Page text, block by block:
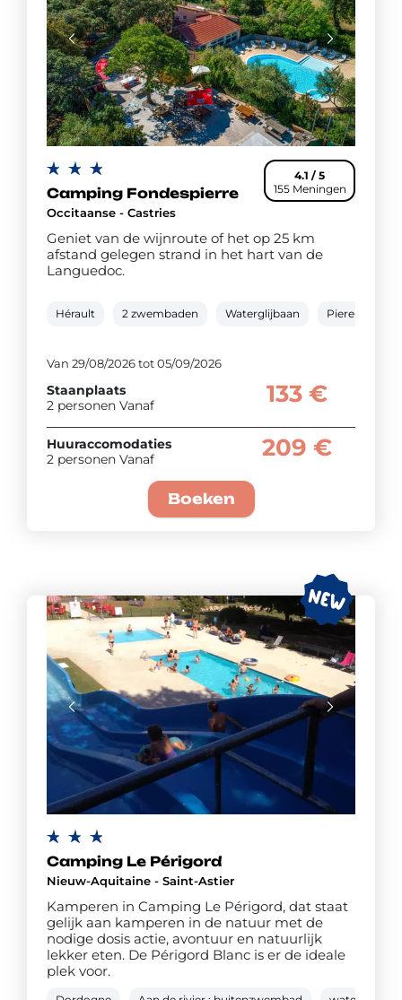
4.1 / 5
155 Meningen
Camping Fondespierre
Occitaanse - Castries
Geniet van de wijnroute of het op 25 km
afstand gelegen strand in het hart van de
Languedoc.
Hérault 2 zwembaden Waterglijbaan Pierenbad
Van 29/08/2026 tot 05/09/2026
Staanplaats
2 personen Vanaf
133 €
Huuraccomodaties
2 personen Vanaf
209 €
Boeken
Camping Le Périgord
Nieuw-Aquitaine - Saint-Astier
Kamperen in Camping Le Périgord, dat staat
gelijk aan kamperen in de natuur met de
nodige dosis actie, avontuur en natuurlijk
lekker eten. De Périgord Blanc is er de ideale
plek voor.